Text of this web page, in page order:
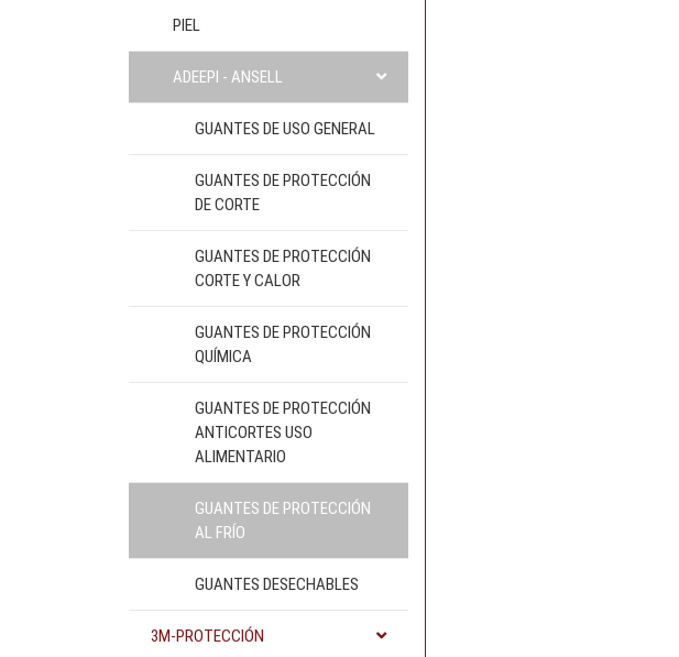
PIEL
ADEEPI - ANSELL
GUANTES DE USO GENERAL
GUANTES DE PROTECCIÓN
DE CORTE
GUANTES DE PROTECCIÓN
CORTE Y CALOR
GUANTES DE PROTECCIÓN
QUÍMICA
GUANTES DE PROTECCIÓN
ANTICORTES USO
ALIMENTARIO
GUANTES DE PROTECCIÓN
AL FRÍO
GUANTES DESECHABLES
3M-PROTECCIÓN